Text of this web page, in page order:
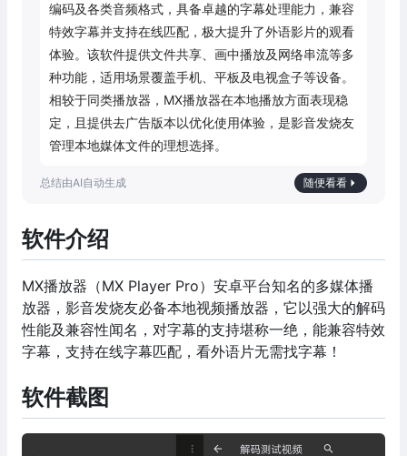
编码及各类音频格式，具备卓越的字幕处理能力，兼容
特效字幕并支持在线匹配，极大提升了外语影片的观看
体验。该软件提供文件共享、画中播放及网络串流等多
种功能，适用场景覆盖手机、平板及电视盒子等设备。
相较于同类播放器，MX播放器在本地播放方面表现稳
定，且提供去广告版本以优化使用体验，是影音发烧友
管理本地媒体文件的理想选择。
随便看看
软件介绍
MX播放器（MX Player Pro）安卓平台知名的多媒体播
放器，影音发烧友必备本地视频播放器，它以强大的解码
性能及兼容性闻名，对字幕的支持堪称一绝，能兼容特效
字幕，支持在线字幕匹配，看外语片无需找字幕！
软件截图